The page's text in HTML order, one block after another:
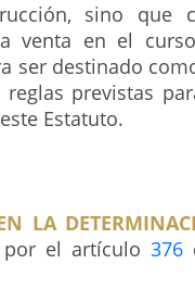
sino que
venta en el
ser destinado
previstas
Estatuto.
LA
por el artículo376